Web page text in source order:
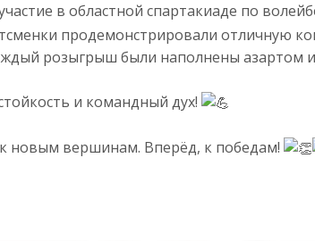
в областной спартакиаде по
продемонстрировали отличную
розыгрыш были наполнены азартом
и командный дух!
новым вершинам. Вперёд, к победам!